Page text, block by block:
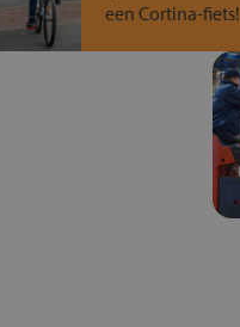
een Cortina-fiets!